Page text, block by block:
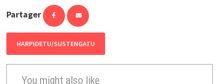
Partager
HARPIDETU/SUSTENGATU
You might also like